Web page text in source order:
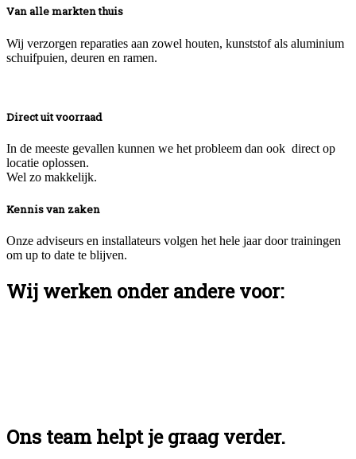
Van alle markten thuis
Wij verzorgen reparaties aan zowel houten, kunststof als aluminium
schuifpuien, deuren en ramen.
Direct uit voorraad
In de meeste gevallen kunnen we het probleem dan ook direct op
locatie oplossen.
Wel zo makkelijk.
Kennis van zaken
Onze adviseurs en installateurs volgen het hele jaar door trainingen
om up to date te blijven.
Wij werken onder andere voor:
Ons team helpt je graag verder.